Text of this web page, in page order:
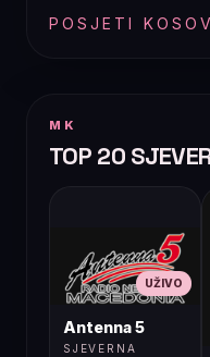
POSJETI
MK
TOP 20
UŽIVO
Antenna 5
SJEVERNA